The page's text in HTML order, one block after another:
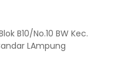
B10/No.10 BW Kec.
LAmpung